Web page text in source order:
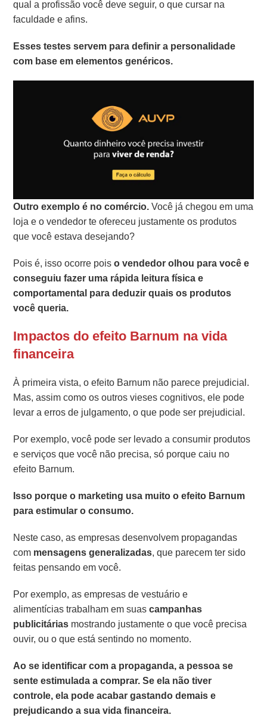
qual a profissão você deve seguir, o que cursar na
faculdade e afins.
Esses testes servem para definir a personalidade
com base em elementos genéricos.
Outro exemplo é no comércio.Você já chegou em uma
loja e o vendedor te ofereceu justamente os produtos
que você estava desejando?
Pois é, isso ocorre poiso vendedor olhou para você e
conseguiu fazer uma rápida leitura física e
comportamental para deduzir quais os produtos
você queria.
Impactos do efeito Barnum na vida
financeira
À primeira vista, o efeito Barnum não parece prejudicial.
Mas, assim como os outros vieses cognitivos, ele pode
levar a erros de julgamento, o que pode ser prejudicial.
Por exemplo, você pode ser levado a consumir produtos
e serviços que você não precisa, só porque caiu no
efeito Barnum.
Isso porque o marketing usa muito o efeito Barnum
para estimular o consumo.
Neste caso, as empresas desenvolvem propagandas
com mensagens generalizadas, que parecem ter sido
feitas pensando em você.
Por exemplo, as empresas de vestuário e
alimentícias trabalham em suascampanhas
publicitárias mostrando justamente o que você precisa
ouvir, ou o que está sentindo no momento.
Ao se identificar com a propaganda, a pessoa se
sente estimulada a comprar. Se ela não tiver
controle, ela pode acabar gastando demais e
prejudicando a sua vida financeira.